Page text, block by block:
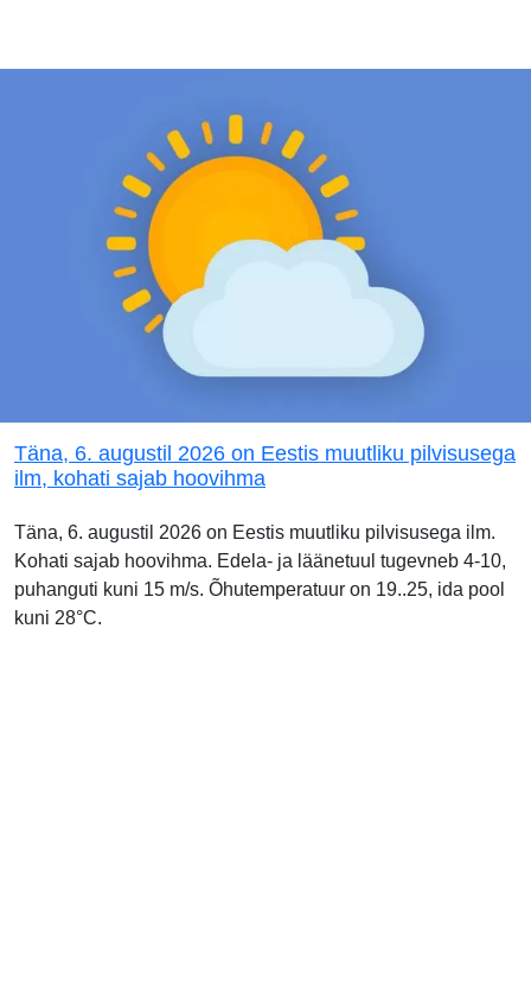
Täna, 6. augustil 2026 on Eestis muutliku pilvisusega
ilm, kohati sajab hoovihma
Täna, 6. augustil 2026 on Eestis muutliku pilvisusega ilm.
Kohati sajab hoovihma. Edela- ja läänetuul tugevneb 4-10,
puhanguti kuni 15 m/s. Õhutemperatuur on 19..25, ida pool
kuni 28°C.